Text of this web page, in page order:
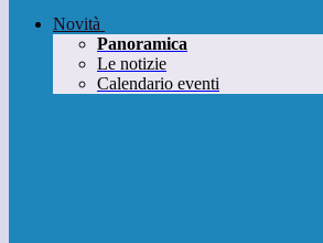
Novità
Panoramica
Le notizie
Calendario eventi